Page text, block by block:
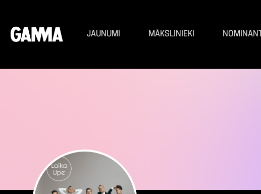
JAUNUMI MĀKSLINIEKI NOMINANTI